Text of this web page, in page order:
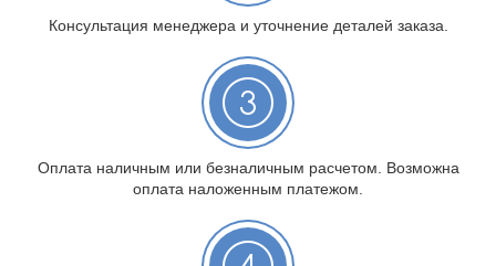
Консультация менеджера и уточнение деталей заказа.
Оплата наличным или безналичным расчетом. Возможна
оплата наложенным платежом.